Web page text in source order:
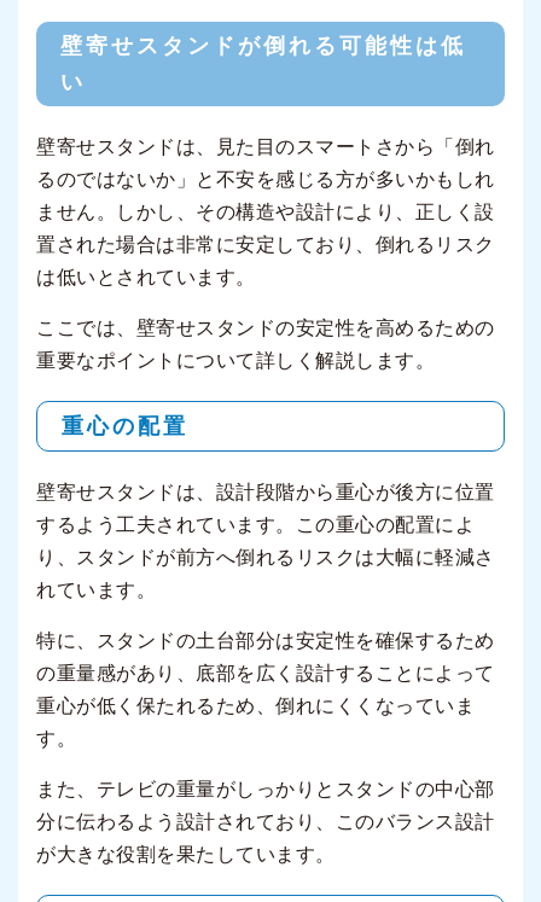
壁寄せスタンドが倒れる可能性は低
い
壁寄せスタンドは、見た目のスマートさから「倒れ
るのではないか」と不安を感じる方が多いかもしれ
ません。しかし、その構造や設計により、正しく設
置された場合は非常に安定しており、倒れるリスク
は低いとされています。
ここでは、壁寄せスタンドの安定性を高めるための
重要なポイントについて詳しく解説します。
重心の配置
壁寄せスタンドは、設計段階から重心が後方に位置
するよう工夫されています。この重心の配置によ
り、スタンドが前方へ倒れるリスクは大幅に軽減さ
れています。
特に、スタンドの土台部分は安定性を確保するため
の重量感があり、底部を広く設計することによって
重心が低く保たれるため、倒れにくくなっていま
す。
また、テレビの重量がしっかりとスタンドの中心部
分に伝わるよう設計されており、このバランス設計
が大きな役割を果たしています。